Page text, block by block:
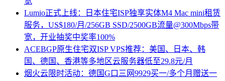
Lumio正式上线：日本住宅ISP独享实体M4 Mac mini租赁
服务，US$180/月/256GB SSD/2500GB流量@300Mbps带
宽，开业抽奖中奖率100%
ACEBGP原生住宅双ISP VPS推荐：美国、日本、韩
国、德国、香港等多地区云服务器低至29.8元/月
烟火云限时活动：德国G口三网9929买一/多个月赠送一